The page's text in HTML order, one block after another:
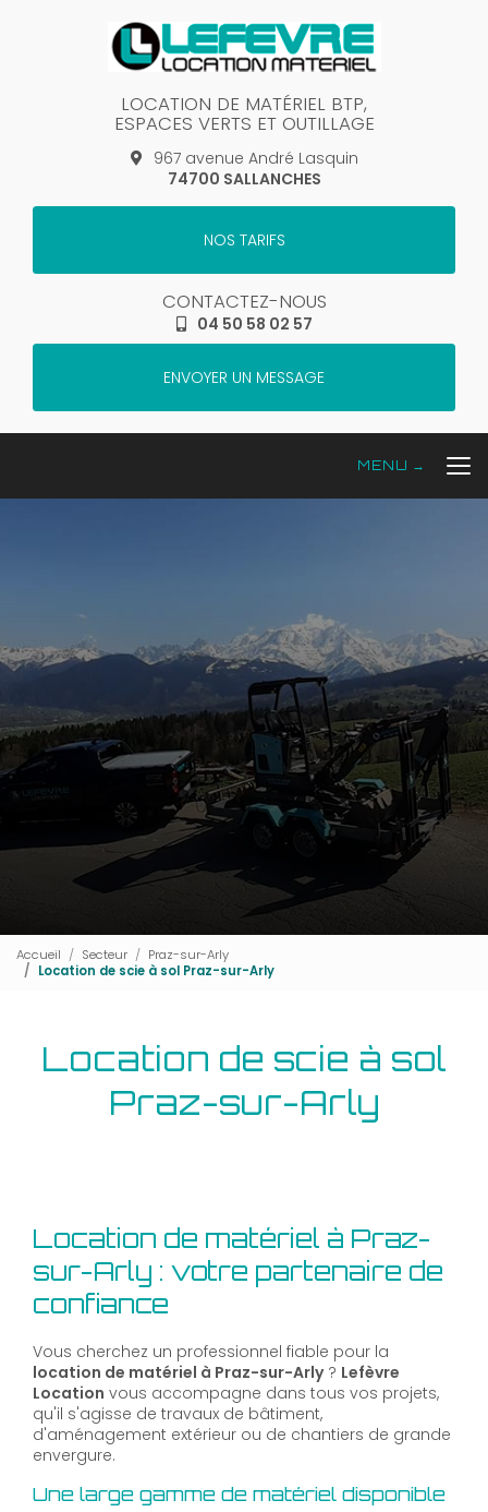
LOCATION DE MATÉRIEL BTP,
ESPACES VERTS ET OUTILLAGE
967 avenue André Lasquin
74700 SALLANCHES
NOS TARIFS
CONTACTEZ-NOUS
04 50 58 02 57
ENVOYER UN MESSAGE
Accueil Secteur
Praz-sur-Arly
Location de scie à sol Praz-sur-Arly
Location de scie à sol
Praz-sur-Arly
Location de matériel à Praz-
sur-Arly : votre partenaire de
confiance
Vous cherchez un professionnel fiable pour la
location de matériel à Praz-sur-Arly? Lefèvre
Location vous accompagne dans tous vos projets,
qu'il s'agisse de travaux de bâtiment,
d'aménagement extérieur ou de chantiers de grande
envergure.
Une large gamme de matériel disponible